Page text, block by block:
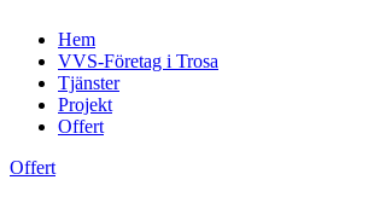
Hem
VVS-Företag i Trosa
Tjänster
Projekt
Offert
Offert